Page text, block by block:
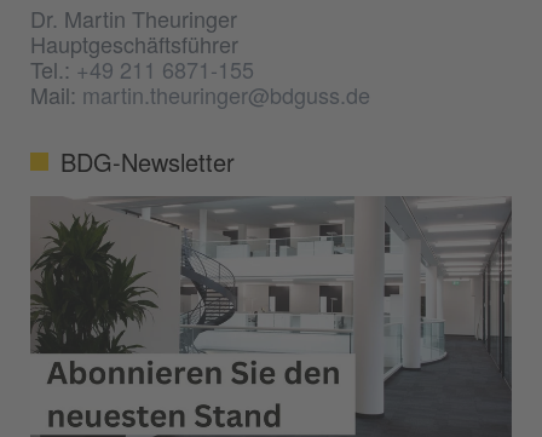
Dr. Martin Theuringer
Hauptgeschäftsführer
Tel.:+49 211 6871-155
Mail: martin.theuringer@bdguss.de
BDG-Newsletter